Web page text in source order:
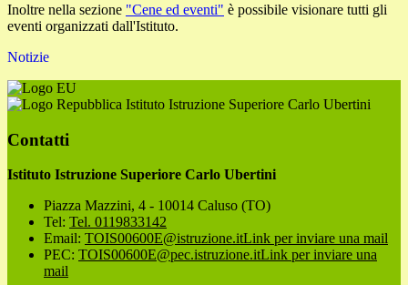
Inoltre nella sezione "Cene ed eventi" è possibile visionare tutti gli
eventi organizzati dall'Istituto.
Notizie
Istituto Istruzione Superiore Carlo Ubertini
Contatti
Istituto Istruzione Superiore Carlo Ubertini
Piazza Mazzini, 4 - 10014 Caluso (TO)
Tel: Tel. 0119833142
Email: TOIS00600E@istruzione.itLink per inviare una mail
PEC: TOIS00600E@pec.istruzione.itLink per inviare una
mail